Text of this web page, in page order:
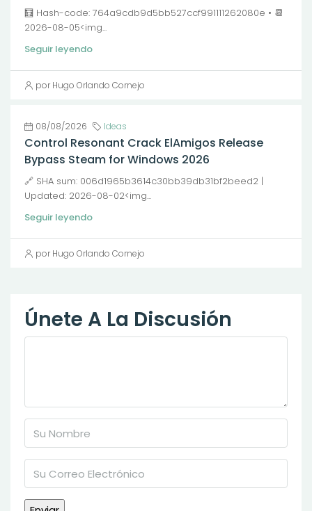
🧮 Hash-code: 764a9cdb9d5bb527ccf991111262080e • 📆
2026-08-05<img...
Seguir leyendo
por Hugo Orlando Cornejo
08/08/2026 Ideas
Control Resonant Crack ElAmigos Release
Bypass Steam for Windows 2026
🔗 SHA sum: 006d1965b3614c30bb39db31bf2beed2 |
Updated: 2026-08-02<img...
Seguir leyendo
por Hugo Orlando Cornejo
Únete A La Discusión